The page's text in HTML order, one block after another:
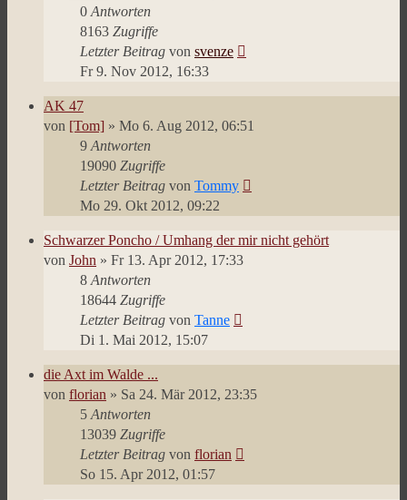
0Antworten
8163 Zugriffe
Letzter Beitrag von svenze
Fr 9. Nov 2012, 16:33
AK 47
von [Tom] » Mo 6. Aug 2012, 06:51
9Antworten
19090 Zugriffe
Letzter Beitrag von Tommy
Mo 29. Okt 2012, 09:22
Schwarzer Poncho / Umhang der mir nicht gehört
von John » Fr 13. Apr 2012, 17:33
8Antworten
18644 Zugriffe
Letzter Beitrag von Tanne
Di 1. Mai 2012, 15:07
die Axt im Walde ...
von florian » Sa 24. Mär 2012, 23:35
5Antworten
13039 Zugriffe
Letzter Beitrag von florian
So 15. Apr 2012, 01:57